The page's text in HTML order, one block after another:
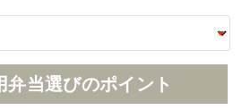
当選びのポイント